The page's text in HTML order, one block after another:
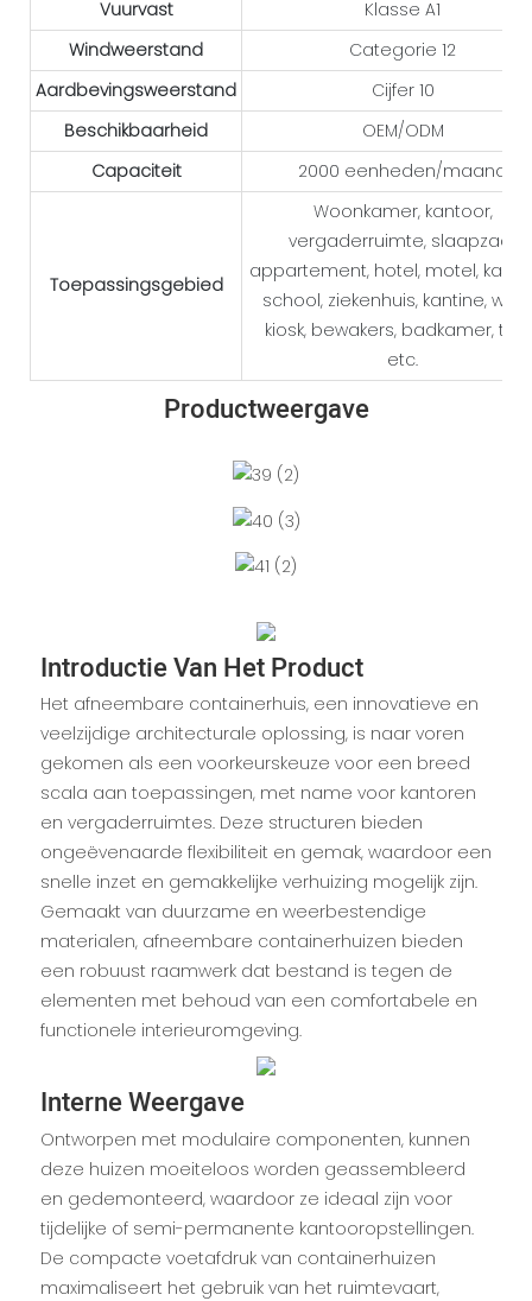
Vuurvast
Klasse A1
Windweerstand
Categorie 12
Aardbevingsweerstand
Cijfer 10
Beschikbaarheid
OEM/ODM
Capaciteit
2000 eenheden/maand
Toepassingsgebied
Woonkamer, kantoor,
vergaderruimte, slaapzaal,
appartement, hotel, motel,
school, ziekenhuis, kantine,
kiosk, bewakers, badkamer,
etc.
Productweergave
Introductie Van Het Product
Het afneembare containerhuis, een innovatieve en
veelzijdige architecturale oplossing, is naar voren
gekomen als een voorkeurskeuze voor een breed
scala aan toepassingen, met name voor kantoren
en vergaderruimtes. Deze structuren bieden
ongeëvenaarde flexibiliteit en gemak, waardoor een
snelle inzet en gemakkelijke verhuizing mogelijk zijn.
Gemaakt van duurzame en weerbestendige
materialen, afneembare containerhuizen bieden
een robuust raamwerk dat bestand is tegen de
elementen met behoud van een comfortabele en
functionele interieuromgeving.
Interne Weergave
Ontworpen met modulaire componenten, kunnen
deze huizen moeiteloos worden geassembleerd
en gedemonteerd, waardoor ze ideaal zijn voor
tijdelijke of semi-permanente kantooropstellingen.
De compacte voetafdruk van containerhuizen
maximaliseert het gebruik van het ruimtevaart,